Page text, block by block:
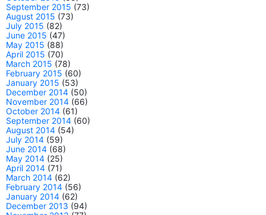
September 2015 (73)
August 2015 (73)
July 2015 (82)
June 2015 (47)
May 2015 (88)
April 2015 (70)
March 2015 (78)
February 2015 (60)
January 2015 (53)
December 2014 (50)
November 2014 (66)
October 2014 (61)
September 2014 (60)
August 2014 (54)
July 2014 (59)
June 2014 (68)
May 2014 (25)
April 2014 (71)
March 2014 (62)
February 2014 (56)
January 2014 (62)
December 2013 (94)